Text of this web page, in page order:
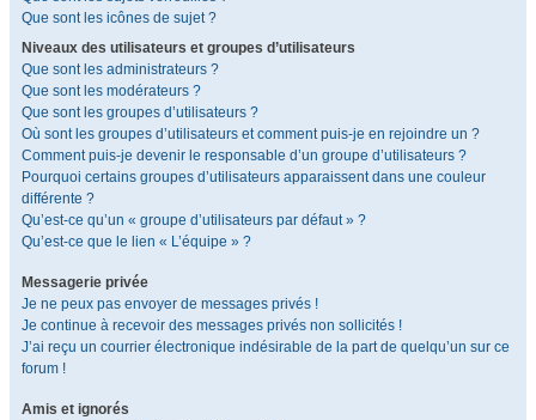
Que sont les icônes de sujet ?
Niveaux des utilisateurs et groupes d’utilisateurs
Que sont les administrateurs ?
Que sont les modérateurs ?
Que sont les groupes d’utilisateurs ?
Où sont les groupes d’utilisateurs et comment puis-je en rejoindre un ?
Comment puis-je devenir le responsable d’un groupe d’utilisateurs ?
Pourquoi certains groupes d’utilisateurs apparaissent dans une couleur
différente ?
Qu’est-ce qu’un « groupe d’utilisateurs par défaut » ?
Qu’est-ce que le lien « L’équipe » ?
Messagerie privée
Je ne peux pas envoyer de messages privés !
Je continue à recevoir des messages privés non sollicités !
J’ai reçu un courrier électronique indésirable de la part de quelqu’un sur ce
forum !
Amis et ignorés